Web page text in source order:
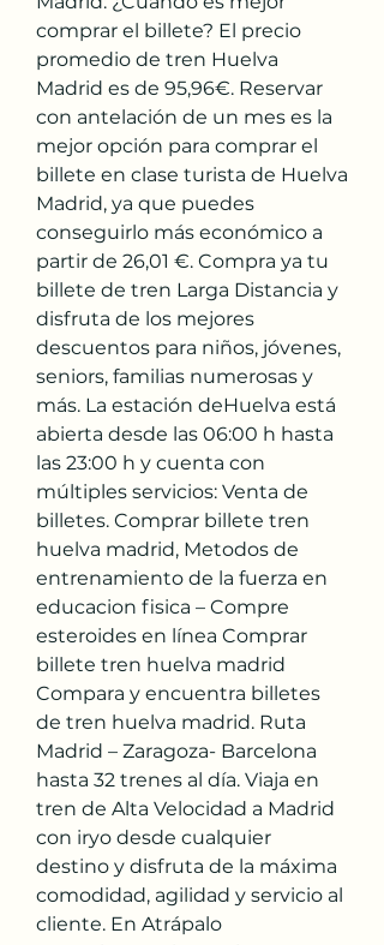
comprar el billete? El precio
promedio de tren Huelva
Madrid es de 95,96€. Reservar
con antelación de un mes es la
mejor opción para comprar el
billete en clase turista de Huelva
Madrid, ya que puedes
conseguirlo más económico a
partir de 26,01 €. Compra ya tu
billete de tren Larga Distancia y
disfruta de los mejores
descuentos para niños, jóvenes,
seniors, familias numerosas y
más. La estación deHuelva está
abierta desde las 06:00 h hasta
las 23:00 h y cuenta con
múltiples servicios: Venta de
billetes. Comprar billete tren
huelva madrid, Metodos de
entrenamiento de la fuerza en
educacion fisica – Compre
esteroides en línea Comprar
billete tren huelva madrid
Compara y encuentra billetes
de tren huelva madrid. Ruta
Madrid – Zaragoza- Barcelona
hasta 32 trenes al día. Viaja en
tren de Alta Velocidad a Madrid
con iryo desde cualquier
destino y disfruta de la máxima
comodidad, agilidad y servicio al
cliente. En Atrápalo